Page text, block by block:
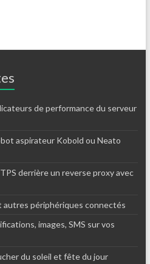
de performance du serveur
aspirateur Kobold ou Neato
derrière un reverse proxy avec
autres périphériques connectés
images, SMS sur vos
du soleil et fête du jour